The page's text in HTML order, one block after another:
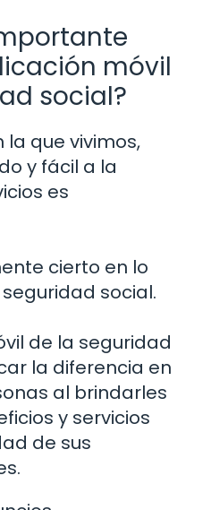
móvil
social?
la que vivimos,
y fácil a la
es
cierto en lo
social.
de la seguridad
la diferencia en
al brindarles
y servicios
de sus